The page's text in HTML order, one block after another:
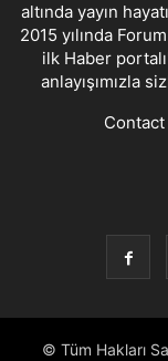
altında yayın
2015 yılında
ilk Haber
anlayışımızla
Contact
© Tüm Hakları